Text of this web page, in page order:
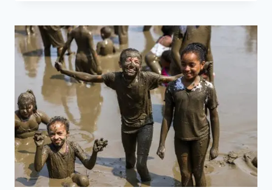
DENGAN
MENGGUNAKAN
MINERAL
TANAH
LIAT